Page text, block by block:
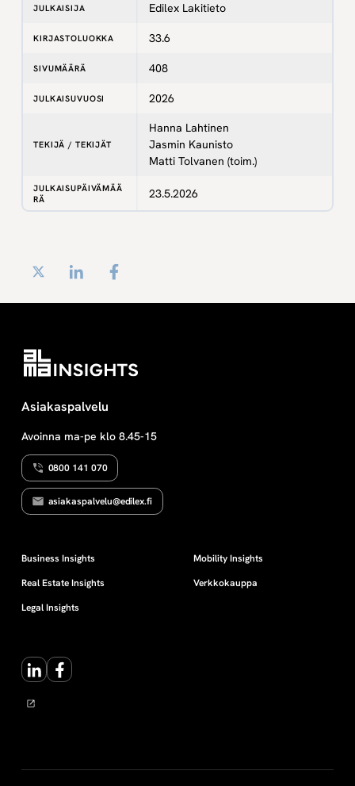
JULKAISIJA Edilex Lakitieto
KIRJASTOLUOKKA 33.6
SIVUMÄÄRÄ 408
JULKAISUVUOSI 2026
TEKIJÄ / TEKIJÄT
Hanna Lahtinen
Jasmin Kaunisto
Matti Tolvanen (toim.)
JULKAISUPÄIVÄMÄÄ
RÄ
23.5.2026
Twitter LinkedIn
Asiakaspalvelu
Avoinna ma-pe klo 8.45-15
0800 141 070
asiakaspalvelu@edilex.fi
Business Insights
Real Estate Insights
Legal Insights
Mobility Insights
Verkkokauppa
LinkedInFacebook